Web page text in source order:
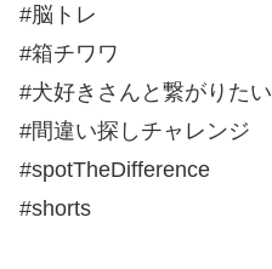
#脳トレ
#箱チワワ
#犬好きさんと繋がりたい
#間違い探しチャレンジ
#spotTheDifference
#shorts